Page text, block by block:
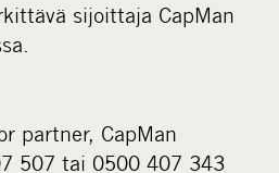
sijoittaja CapMan
partner, CapMan
507 tai 0500 407 343